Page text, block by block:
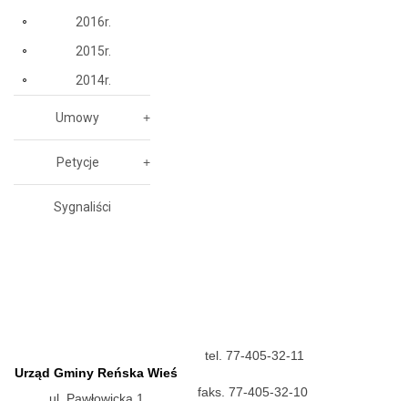
2016r.
2015r.
2014r.
Umowy
Petycje
Sygnaliści
Urząd Gminy Reńska Wieś
tel. 77-405-32-11
faks. 77-405-32-10